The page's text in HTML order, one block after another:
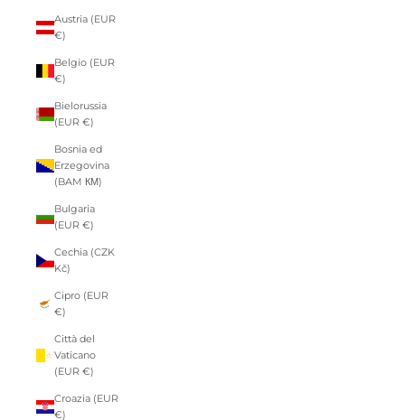
Austria (EUR
€)
Belgio (EUR
€)
Bielorussia
(EUR €)
Bosnia ed
Erzegovina
(BAM КМ)
Bulgaria
(EUR €)
Cechia (CZK
Kč)
Cipro (EUR
€)
Città del
Vaticano
(EUR €)
Croazia (EUR
€)